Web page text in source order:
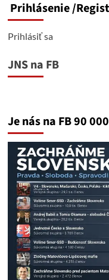
Prihlásenie/
Prihlásiť sa
JNS na FB
Je nás na FB 90 000